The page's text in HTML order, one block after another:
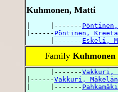
Kuhmonen, Matti
|     |-------
|------ Pöntinen,
      |-------
Eskeli,
Family Kuhmonen
      |-------
Vakkuri,
|------Vakkuri,
|     |-------